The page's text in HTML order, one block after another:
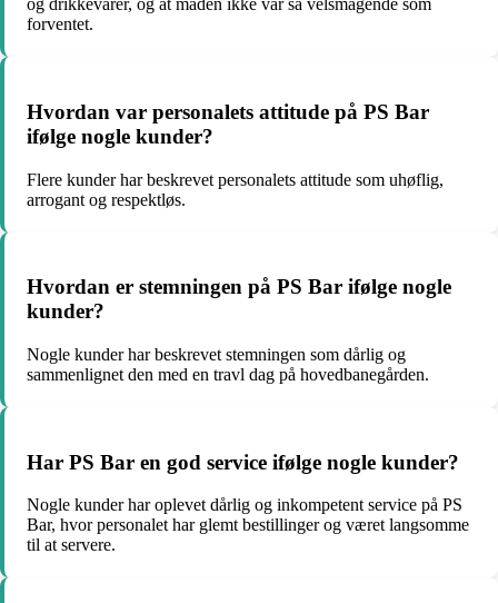
og drikkevarer, og at maden ikke var så velsmagende som
forventet.
Hvordan var personalets attitude på PS Bar
ifølge nogle kunder?
Flere kunder har beskrevet personalets attitude som uhøflig,
arrogant og respektløs.
Hvordan er stemningen på PS Bar ifølge nogle
kunder?
Nogle kunder har beskrevet stemningen som dårlig og
sammenlignet den med en travl dag på hovedbanegården.
Har PS Bar en god service ifølge nogle kunder?
Nogle kunder har oplevet dårlig og inkompetent service på PS
Bar, hvor personalet har glemt bestillinger og været langsomme
til at servere.